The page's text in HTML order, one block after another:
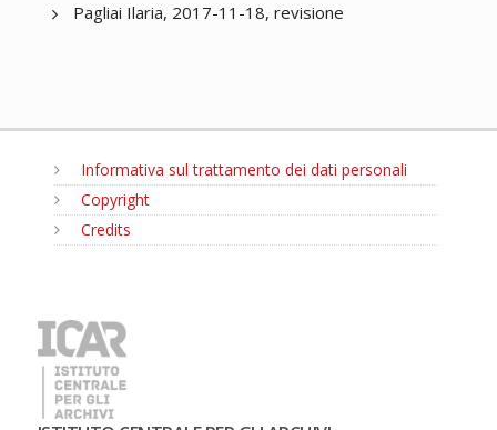
Pagliai Ilaria, 2017-11-18, revisione
Informativa sul trattamento dei dati personali
Copyright
Credits